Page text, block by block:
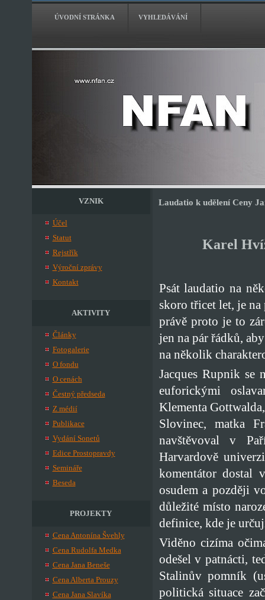
ÚVODNÍ STRÁNKA VYHLEDÁVÁNÍ
VZNIK
Účel
Statut
Rejstřík
Výroční zprávy
Kontakt
AKTIVITY
Články
Fotogalerie
O fondu
O cenách
Čestný předseda
Z médií
Publikace
Vydání Sonetů
Edice Prostopravdy
Semináře
Beseda
PROJEKTY
Cena Antonína Švehly
Cena Rudolfa Medka
Cena Jana Beneše
Cena Alberta Prouzy
Cena Jana Slavíka
Laudatio k udělení Ceny
Karel
Psát laudatio na
skoro třicet let, je
právě proto je to
jen na pár řádků,
na několik
Jacques Rupnik se
euforickými
Klementa
Slovinec, matka
navštěvoval v
Harvardově
komentátor
osudem a později
důležité místo
definice, kde je
Viděno cizíma
odešel v patnácti,
Stalinův pomník
politická situace